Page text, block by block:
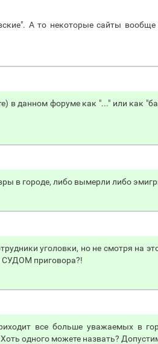
А то некоторые сайты
в данном форуме как "..." или как
в городе, либо вымерли либо
уголовки, но не смотря на
СУДОМ приговора?!
все больше уважаемых в
одного можете назвать?